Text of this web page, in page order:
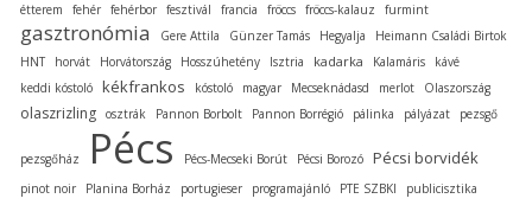
étterem
fehér fehérbor fesztivál francia fröccs fröccs-kalauz furmint
gasztronómia Gere Attila Günzer Tamás Hegyalja
Heimann Családi Birtok
HNT
horvát Horvátország Hosszúhetény Isztria kadarka Kalamáris
kávé
keddi kóstoló kékfrankos kóstoló magyar Mecseknádasd merlot Olaszország
olaszrizling osztrák Pannon Borbolt Pannon Borrégió pálinka pályázat pezsgő
pezsgőház Pécs Pécs-Mecseki Borút Pécsi Borozó Pécsi borvidék
pinot noir Planina Borház portugieser programajánló PTE SZBKI
publicisztika